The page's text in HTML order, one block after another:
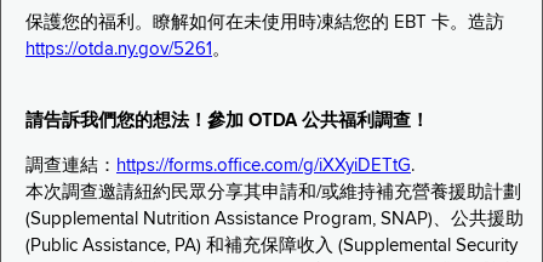
保護您的福利。瞭解如何在未使用時凍結您的 EBT 卡。造訪
https://otda.ny.gov/5261 。
請告訴我們您的想法！參加 OTDA 公共福利調查！
調查連結： https://forms.office.com/g/iXXyiDETtG.
本次調查邀請紐約民眾分享其申請和/或維持補充營養援助計劃
(Supplemental Nutrition Assistance Program, SNAP)、公共援助
(Public Assistance, PA) 和補充保障收入 (Supplemental Security